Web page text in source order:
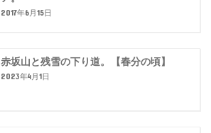
2017年6月15日
赤坂山と残雪の下り道。【春分の頃】
2023年4月1日